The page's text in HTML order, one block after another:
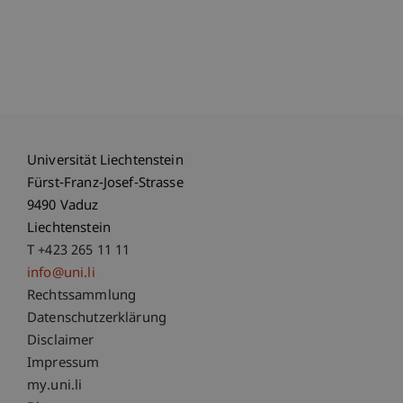
Universität Liechtenstein
Fürst-Franz-Josef-Strasse
9490 Vaduz
Liechtenstein
T +423 265 11 11
info@uni.li
Fußzeile Rechtliche Hinweise
Rechtssammlung
Datenschutzerklärung
Disclaimer
Impressum
Fußzeile Subdomain-Verzeichnis
my.uni.li